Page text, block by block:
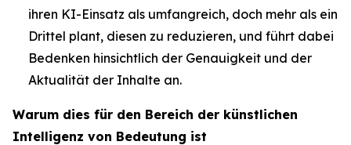
ihren KI-Einsatz als umfangreich, doch mehr als ein
Drittel plant, diesen zu reduzieren, und führt dabei
Bedenken hinsichtlich der Genauigkeit und der
Aktualität der Inhalte an.
Warum dies für den Bereich der künstlichen
Intelligenz von Bedeutung ist